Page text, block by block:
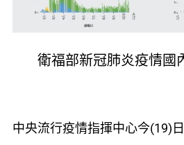
衛福部新冠肺炎疫情國
中央流行疫情指揮中心今(19)